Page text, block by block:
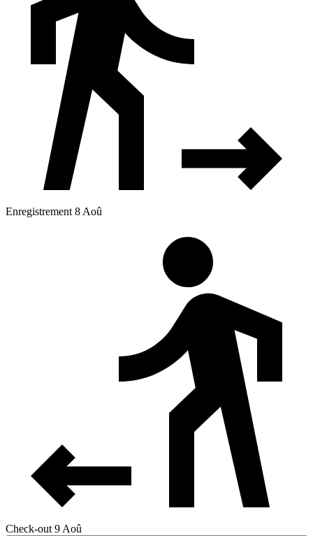
Enregistrement 8 Aoû
Check-out 9 Aoû